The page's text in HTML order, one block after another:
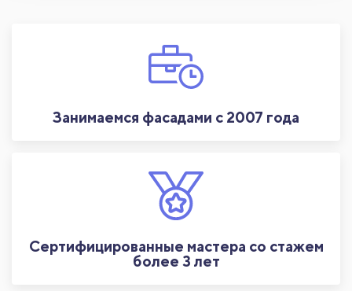
Занимаемся фасадами с 2007 года
Сертифицированные мастера со стажем
более 3 лет